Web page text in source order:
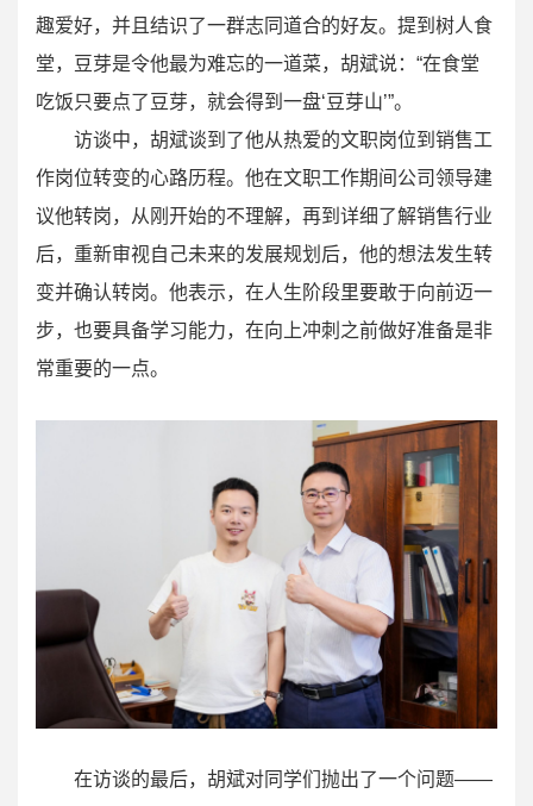
趣爱好，并且结识了一群志同道合的好友。提到树人食
堂，豆芽是令他最为难忘的一道菜，胡斌说：“在食堂
吃饭只要点了豆芽，就会得到一盘‘豆芽山’”。
访谈中，胡斌谈到了他从热爱的文职岗位到销售工
作岗位转变的心路历程。他在文职工作期间公司领导建
议他转岗，从刚开始的不理解，再到详细了解销售行业
后，重新审视自己未来的发展规划后，他的想法发生转
变并确认转岗。他表示，在人生阶段里要敢于向前迈一
步，也要具备学习能力，在向上冲刺之前做好准备是非
常重要的一点。
在访谈的最后，胡斌对同学们抛出了一个问题——